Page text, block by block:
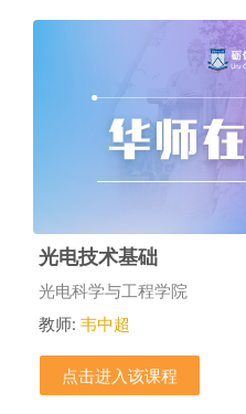
光电技术基础
课程类别
光电科学与工程学院
教师: 韦中超
点击进入该课程